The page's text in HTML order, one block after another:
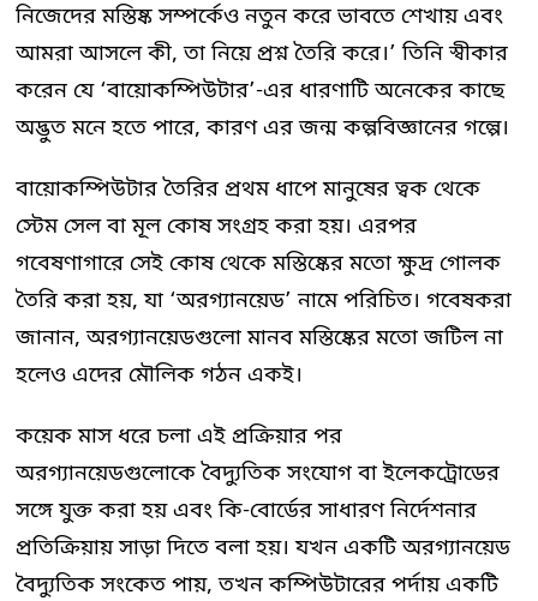
নিজেদের মস্তিষ্ক সম্পর্কেও নতুন করে ভাবতে শেখায় এবং
আমরা আসলে কী, তা নিয়ে প্রশ্ন তৈরি করে।’ তিনি স্বীকার
করেন যে ‘বায়োকম্পিউটার’-এর ধারণাটি অনেকের কাছে
অদ্ভুত মনে হতে পারে, কারণ এর জন্ম কল্পবিজ্ঞানের গল্পে।
বায়োকম্পিউটার তৈরির প্রথম ধাপে মানুষের ত্বক থেকে
স্টেম সেল বা মূল কোষ সংগ্রহ করা হয়। এরপর
গবেষণাগারে সেই কোষ থেকে মস্তিষ্কের মতো ক্ষুদ্র গোলক
তৈরি করা হয়, যা ‘অরগ্যানয়েড’ নামে পরিচিত। গবেষকরা
জানান, অরগ্যানয়েডগুলো মানব মস্তিষ্কের মতো জটিল না
হলেও এদের মৌলিক গঠন একই।
কয়েক মাস ধরে চলা এই প্রক্রিয়ার পর
অরগ্যানয়েডগুলোকে বৈদ্যুতিক সংযোগ বা ইলেকট্রোডের
সঙ্গে যুক্ত করা হয় এবং কি-বোর্ডের সাধারণ নির্দেশনার
প্রতিক্রিয়ায় সাড়া দিতে বলা হয়। যখন একটি অরগ্যানয়েড
বৈদ্যুতিক সংকেত পায়, তখন কম্পিউটারের পর্দায় একটি